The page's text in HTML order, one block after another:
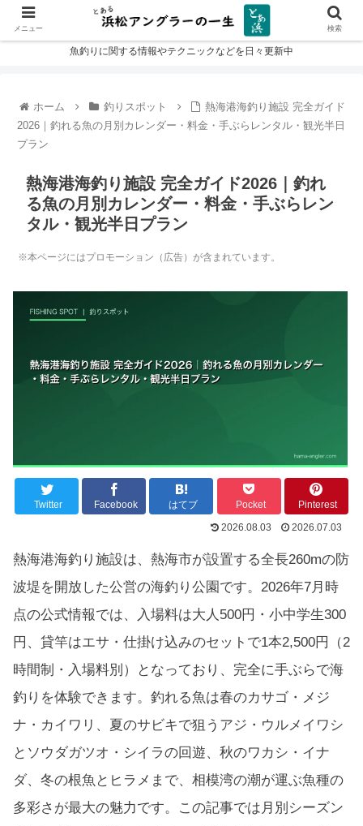
魚釣りに関する情報やテクニックなどを日々更新中
ホーム 釣りスポット
熱海港海釣り施設 完全ガイド
2026｜釣れる魚の月別カレンダー・料金・手ぶらレンタル・観光半日
プラン
熱海港海釣り施設 完全ガイド2026｜釣れ
る魚の月別カレンダー・料金・手ぶらレン
タル・観光半日プラン
※本ページにはプロモーション（広告）が含まれています。
Twitter Facebook はてブ Pocket
Pinterest
2026.08.03
2026.07.03
熱海港海釣り施設は、熱海市が設置する全長260mの防
波堤を開放した公営の海釣り公園です。2026年7月時
点の公式情報では、入場料は大人500円・小中学生300
円、貸竿はエサ・仕掛け込みのセットで1本2,500円（2
時間制・入場料別）となっており、完全に手ぶらで海
釣りを体験できます。釣れる魚は春のカサゴ・メジ
ナ・カイワリ、夏のサビキで狙うアジ・ウルメイワシ
とソウダガツオ・シイラの回遊、秋のワカシ・イナ
ダ、冬の根魚とヒラメまで、相模湾の潮が運ぶ魚種の
多彩さが最大の魅力です。この記事では月別シーズン
メニュー 検索